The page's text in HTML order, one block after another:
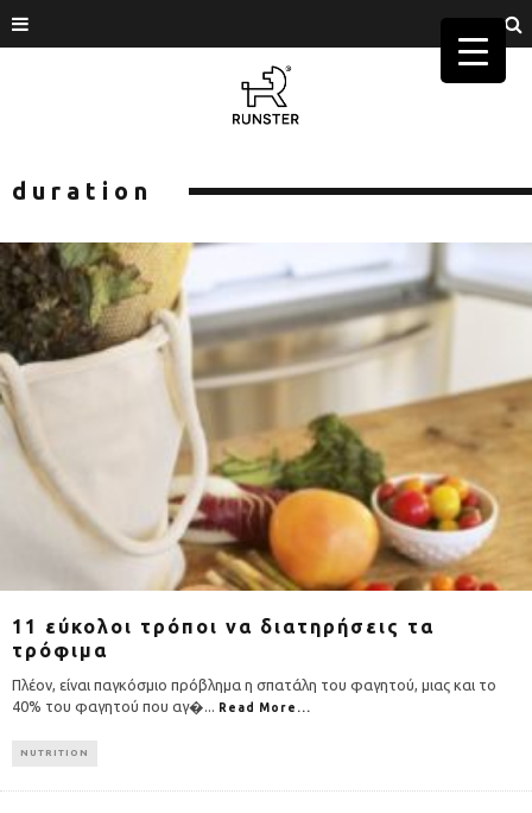
duration
11 εύκολοι τρόποι να διατηρήσεις τα
τρόφιμα
Πλέον, είναι παγκόσμιο πρόβλημα η σπατάλη του φαγητού, μιας και το
40% του φαγητού που αγ�... Read More...
NUTRITION